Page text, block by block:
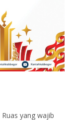
Ruas yang wajib